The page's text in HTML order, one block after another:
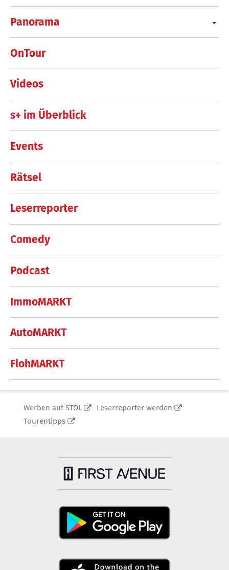
Panorama
OnTour
Videos
s+ im Überblick
Events
Rätsel
Leserreporter
Comedy
Podcast
ImmoMARKT
AutoMARKT
FlohMARKT
Werben auf STOL
Leserreporter werden
Tourentipps